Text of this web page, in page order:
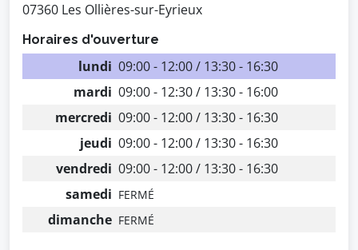
07360 Les Ollières-sur-Eyrieux
Horaires d'ouverture
lundi 09:00 - 12:00 / 13:30 - 16:30
mardi 09:00 - 12:30 / 13:30 - 16:00
mercredi 09:00 - 12:00 / 13:30 - 16:30
jeudi 09:00 - 12:00 / 13:30 - 16:30
vendredi 09:00 - 12:00 / 13:30 - 16:30
samedi FERMÉ
dimanche FERMÉ